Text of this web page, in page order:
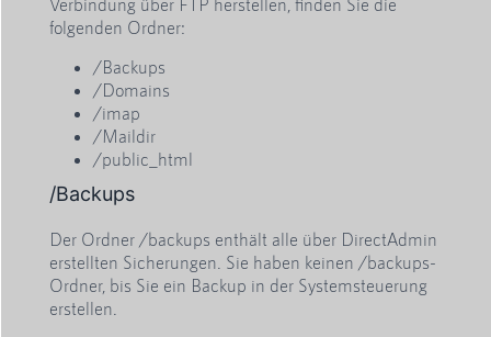
Verbindung über FTP herstellen, finden Sie die
folgenden Ordner:
/Backups
/Domains
/imap
/Maildir
/public_html
/Backups
Der Ordner /backups enthält alle über DirectAdmin
erstellten Sicherungen. Sie haben keinen /backups-
Ordner, bis Sie ein Backup in der Systemsteuerung
erstellen.